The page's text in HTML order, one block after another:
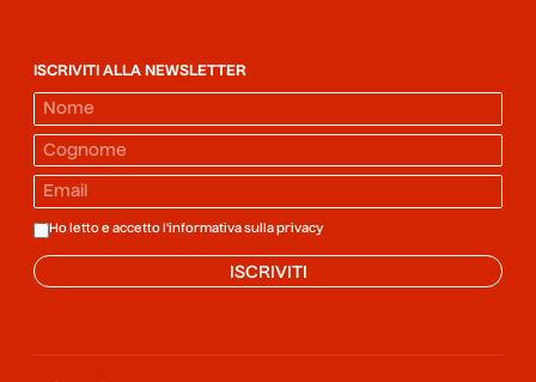
ISCRIVITI ALLA NEWSLETTER
Ho letto e accetto l'informativa sulla privacy
ISCRIVITI